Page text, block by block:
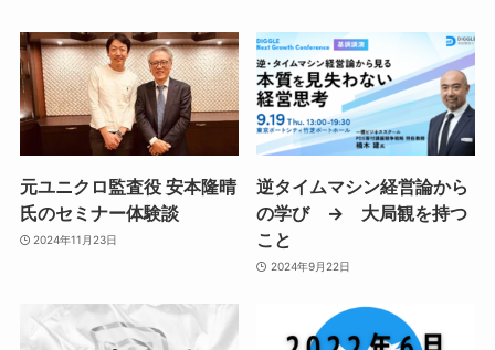
元ユニクロ監査役 安本隆晴
氏のセミナー体験談
2024年11月23日
逆タイムマシン経営論から
の学び → 大局観を持つ
こと
2024年9月22日